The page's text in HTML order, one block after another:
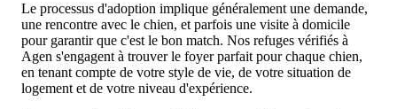
Le processus d'adoption implique généralement une demande,
une rencontre avec le chien, et parfois une visite à domicile
pour garantir que c'est le bon match. Nos refuges vérifiés à
Agen s'engagent à trouver le foyer parfait pour chaque chien,
en tenant compte de votre style de vie, de votre situation de
logement et de votre niveau d'expérience.